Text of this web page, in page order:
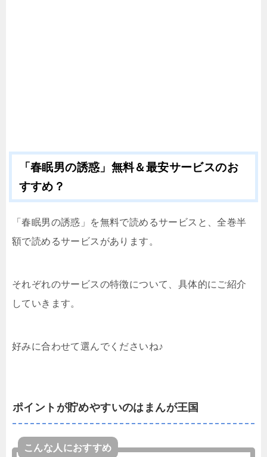
「春眠男の誘惑」無料＆最安サービスのお
すすめ？
「春眠男の誘惑」を無料で読めるサービスと、全巻半
額で読めるサービスがあります。
それぞれのサービスの特徴について、具体的にご紹介
していきます。
好みに合わせて選んでくださいね♪
ポイントが貯めやすいのはまんが王国
こんな人におすすめ